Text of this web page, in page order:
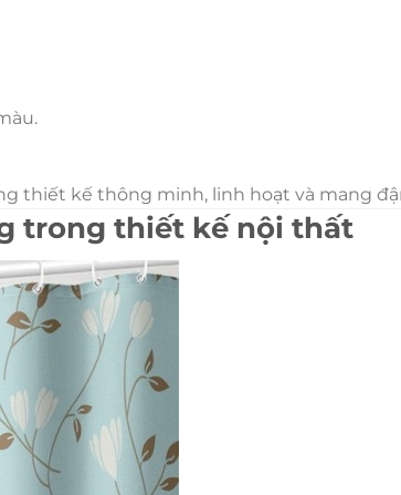
thiết kế thông minh, linh hoạt và mang
trong thiết kế nội thất